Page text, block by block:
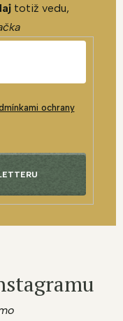
totiž vedu,
ochrany